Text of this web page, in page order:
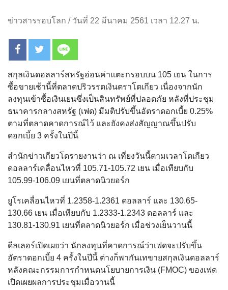
ข่าวสารรอบโลก / วันที่ 22 มีนาคม 2561 เวลา 12.27 น.
สกุลเงินดอลลาร์สหรัฐอ่อนค่าแตะกรอบบน 105 เยน ในการ
ซื้อขายเช้านี้ที่ตลาดปริวรรตเงินตราโตเกียว เนื่องจากนัก
ลงทุนเข้าซื้อเงินเยนซึ่งเป็นสินทรัพย์ที่ปลอดภัย หลังที่ประชุม
ธนาคารกลางสหรัฐ (เฟด) มีมติปรับขึ้นอัตราดอกเบี้ย 0.25%
ตามที่ตลาดคาดการณ์ไว้ และยังคงส่งสัญญาณขึ้นปรับ
ดอกเบี้ย 3 ครั้งในปีนี้
สำนักข่าวเกียวโดรายงานว่า ณ เที่ยงวันนี้ตามเวลาโตเกียว
ดอลลาร์เคลื่อนไหวที่ 105.71-105.72 เยน เมื่อเทียบกับ
105.99-106.09 เยนที่ตลาดนิวยอร์ก
ยูโรเคลื่อนไหวที่ 1.2358-1.2361 ดอลลาร์ และ 130.65-
130.66 เยน เมื่อเทียบกับ 1.2333-1.2343 ดอลลาร์ และ
130.81-130.91 เยนที่ตลาดนิวยอร์ก เมื่อช่วงเย็นวานนี้
ดีลเลอร์เปิดเผยว่า นักลงทุนที่คาดการณ์ว่าเฟดจะปรับขึ้น
อัตราดอกเบี้ย 4 ครั้งในปีนี้ ต่างก็พากันเทขายสกุลเงินดอลลาร์
หลังคณะกรรมการกำหนดนโยบายการเงิน (FMOC) ของเฟด
เปิดเผยผลการประชุมเมื่อวานนี้